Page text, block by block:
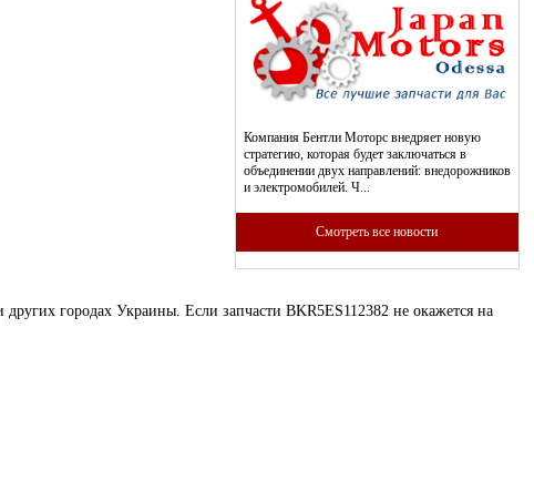
Компания Бентли Моторс внедряет новую
стратегию, которая будет заключаться в
объединении двух направлений: внедорожников
и электромобилей. Ч...
Смотреть все новости
городах Украины. Если запчасти BKR5ES112382 не окажется на